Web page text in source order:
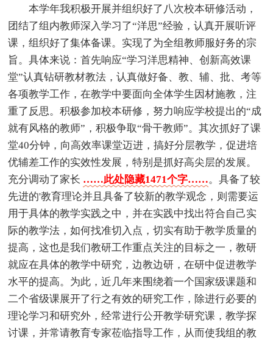
本学年我积极开展并组织好了八次校本研修活动，
团结了组内教师深入学习了“洋思”经验，认真开展听评
课，组织好了集体备课。实现了为全组教师服好务的宗
旨。具体来说：首先响应“学习洋思精神、创新高效课
堂”认真钻研教材教法，认真做好备、教、辅、批、考等
各项教学工作，在教学中要面向全体学生因材施教，注
重了反思。积极参加校本研修，努力响应学校提出的“成
就有风格的教师”，积极争取“骨干教师”。其次抓好了课
堂40分钟，向高效率课堂迈进，搞好分层教学，促进培
优辅差工作的实效性发展，特别是抓好高尖层的发展。
充分调动了家长 ……此处隐藏1471个字……。具备了较
先进的'教育理论并且具备了较新的教学观念，则需要运
用于具体的教学实践之中，并在实践中找出符合自己实
际的教学法，如何找准切入点，切实有助于教学质量的
提高，这也是我们教研工作重点关注的目标之一，教研
就应在具体的教学中研究，边教边研，在研中促进教学
水平的提高。为此，近几年来围绕着一个国家级课题和
二个省级课展开了行之有效的研究工作，除进行必要的
理论学习和研究外，经常进行公开教学研究课，教学探
讨课，并常请教育专家莅临指导工作，从而使我组的教